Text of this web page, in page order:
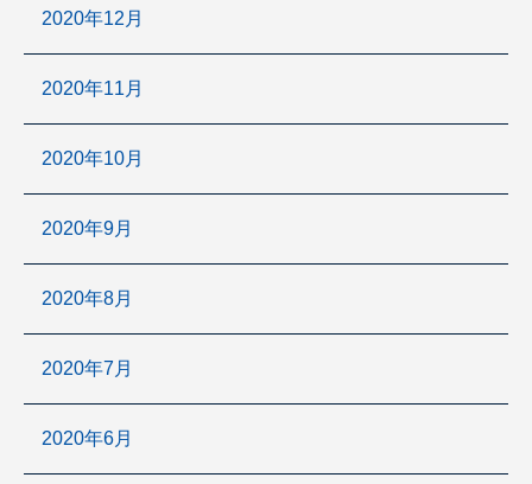
2020年12月
2020年11月
2020年10月
2020年9月
2020年8月
2020年7月
2020年6月